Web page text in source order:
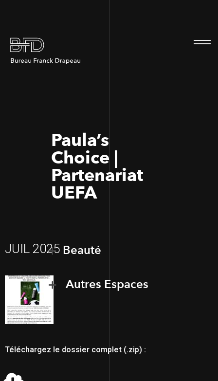
Paula’s
Choice |
Partenariat
UEFA
JUIL 2025 Beauté
Autres Espaces
Téléchargez le dossier complet (.zip) :